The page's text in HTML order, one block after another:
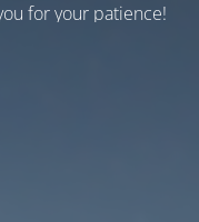
for your patience!